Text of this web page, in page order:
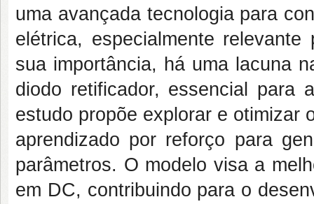
uma avançada tecnologia para
elétrica, especialmente
sua importância, há uma lacuna
diodo retificador, essencial para
estudo propõe explorar e otimizar
aprendizado por reforço para
parâmetros. O modelo visa a
em DC, contribuindo para o